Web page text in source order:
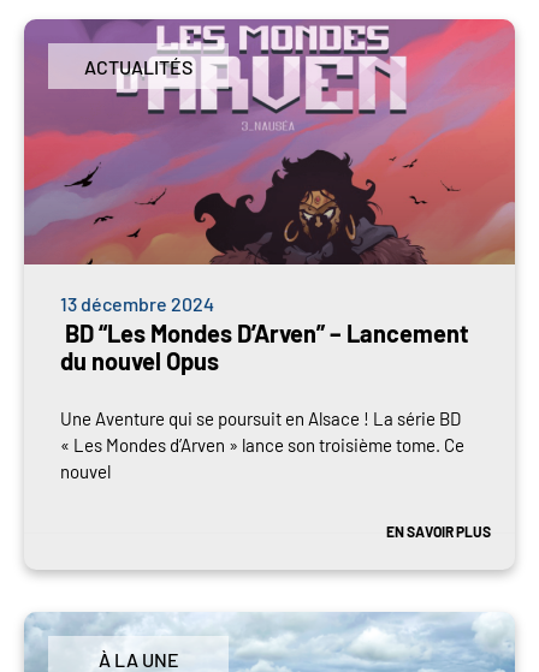
ACTUALITÉS
13 décembre 2024
BD “Les Mondes D’Arven” – Lancement
du nouvel Opus
Une Aventure qui se poursuit en Alsace ! La série BD
« Les Mondes d’Arven » lance son troisième tome. Ce
nouvel
EN SAVOIR PLUS
À LA UNE